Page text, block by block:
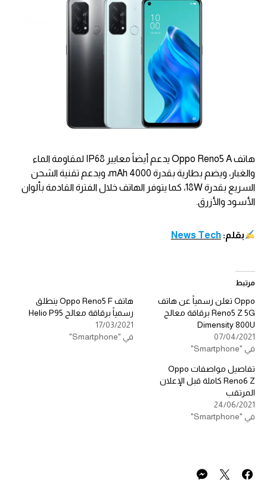
هاتف Oppo Reno5 A يدعم أيضاً معايير IP68 لمقاومة الماء
والغبار، ويضم بطارية بقدرة 4000 mAh، ويدعم تقنية الشحن
السريع بقدرة 18W، كما يتوفر الهاتف خلال الفترة القادمة بألوان
الأسود والأزرق.
بقلم:News Tech
مرتبط
Oppo تعلن رسمياً عن هاتف
Reno5 Z 5G برقاقة معالج
Dimensity 800U
07/04/2021
في "Smartphone"
هاتف Oppo Reno5 F ينطلق
رسمياً برقاقة معالج Helio P95
17/03/2021
في "Smartphone"
تفاصيل مواصفات Oppo
Reno6 Z كاملة قبل الإعلان
المرتقب
24/06/2021
في "Smartphone"